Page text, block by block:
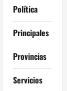
Política
Principales
Provincias
Servicios